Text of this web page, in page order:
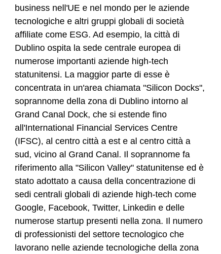
business nell'UE e nel mondo per le aziende
tecnologiche e altri gruppi globali di società
affiliate come ESG. Ad esempio, la città di
Dublino ospita la sede centrale europea di
numerose importanti aziende high-tech
statunitensi. La maggior parte di esse è
concentrata in un'area chiamata "Silicon Docks",
soprannome della zona di Dublino intorno al
Grand Canal Dock, che si estende fino
all'International Financial Services Centre
(IFSC), al centro città a est e al centro città a
sud, vicino al Grand Canal. Il soprannome fa
riferimento alla "Silicon Valley" statunitense ed è
stato adottato a causa della concentrazione di
sedi centrali globali di aziende high-tech come
Google, Facebook, Twitter, Linkedin e delle
numerose startup presenti nella zona. Il numero
di professionisti del settore tecnologico che
lavorano nelle aziende tecnologiche della zona